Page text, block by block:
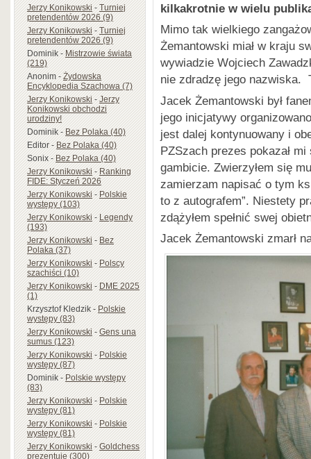
Jerzy Konikowski-Turniej
pretendentów 2026 (9)
Jerzy Konikowski-Turniej
pretendentów 2026 (9)
Dominik-Mistrzowie świata
(219)
Anonim-Żydowska
Encyklopedia Szachowa (7)
Jerzy Konikowski-Jerzy
Konikowski obchodzi
urodziny!
Dominik-Bez Polaka (40)
Editor-Bez Polaka (40)
Sonix-Bez Polaka (40)
Jerzy Konikowski-Ranking
FIDE: Styczeń 2026
Jerzy Konikowski-Polskie
występy (103)
Jerzy Konikowski-Legendy
(193)
Jerzy Konikowski-Bez
Polaka (37)
Jerzy Konikowski-Polscy
szachiści (10)
Jerzy Konikowski-DME 2025
(1)
Krzysztof Kledzik-Polskie
występy (83)
Jerzy Konikowski-Gens una
sumus (123)
Jerzy Konikowski-Polskie
występy (87)
Dominik-Polskie występy
(83)
Jerzy Konikowski-Polskie
występy (81)
Jerzy Konikowski-Polskie
występy (81)
Jerzy Konikowski-Goldchess
prezentuje (300)
kilkakrotnie w wielu
Mimo tak wielkiego
Żemantowski miał w kraju
wywiadzie Wojciech
nie zdradzę jego nazwiska.
Jacek Żemantowski był
jego inicjatywy
jest dalej kontynuowany i
PZSzach prezes pokazał
gambicie. Zwierzyłem się
zamierzam napisać o tym
to z autografem”. Niestety
zdążyłem spełnić swej
Jacek Żemantowski zmarł